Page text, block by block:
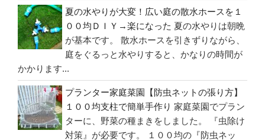
ダ
ー
＆
便
座
シ
ー
ト
ホ
夏の水やりが大変！広い庭の散水ホースを１
００均ＤＩＹ→楽になった 夏の水やりは朝晩
が基本です。 散水ホースを引きずりながら、
庭をぐるっと水やりすると、かなりの時間が
かかります...
プランター家庭菜園【防虫ネットの張り方】
１００均支柱で簡単手作り 家庭菜園でプラン
ターに、野菜の種まきをしました。 『虫除け
対策』が必要です。 １００均の『防虫ネッ